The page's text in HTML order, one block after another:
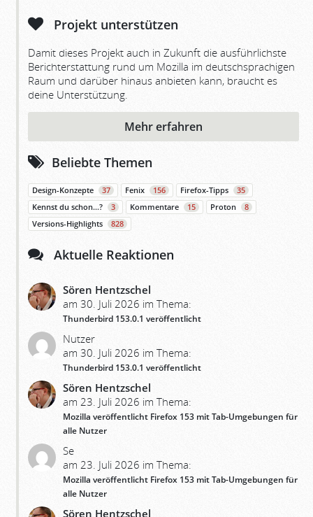
Projekt unterstützen
Damit dieses Projekt auch in Zukunft die ausführlichste
Berichterstattung rund um Mozilla im deutschsprachigen
Raum und darüber hinaus anbieten kann, braucht es
deine Unterstützung.
Mehr erfahren
Beliebte Themen
Design-Konzepte 37 Fenix 156 Firefox-Tipps
35
Kennst du schon…?
3 Kommentare 15 Proton
8
Versions-Highlights
828
Aktuelle Reaktionen
Sören Hentzschel
am 30. Juli 2026 im Thema:
Thunderbird 153.0.1 veröffentlicht
Nutzer
am 30. Juli 2026 im Thema:
Thunderbird 153.0.1 veröffentlicht
Sören Hentzschel
am 23. Juli 2026 im Thema:
Mozilla veröffentlicht Firefox 153 mit Tab-Umgebungen für
alle Nutzer
Se
am 23. Juli 2026 im Thema:
Mozilla veröffentlicht Firefox 153 mit Tab-Umgebungen für
alle Nutzer
Sören Hentzschel